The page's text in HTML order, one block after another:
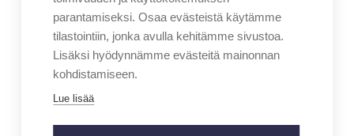
parantamiseksi. Osaa evästeistä käytämme
tilastointiin, jonka avulla kehitämme sivustoa.
Lisäksi hyödynnämme evästeitä mainonnan
kohdistamiseen.
Lue lisää